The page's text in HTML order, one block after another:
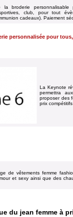
la broderie personnalisable
club, pour tout
cadeaux). Paiement
personnalisée pour
La Keynote
permettra
proposer des
prix
de vêtements femme
et sexy ainsi que des
du jean femme à